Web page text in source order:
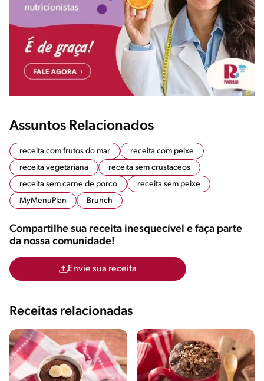
Assuntos Relacionados
receita com frutos do mar
receita com peixe
receita vegetariana
receita sem crustaceos
receita sem carne de porco
receita sem peixe
MyMenuPlan
Brunch
Compartilhe sua receita inesquecível e faça parte
da nossa comunidade!
Envie sua receita
Receitas relacionadas